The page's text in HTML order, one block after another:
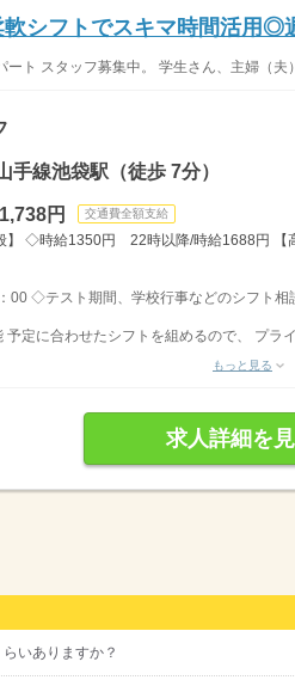
軟シフトでスキマ時間活用◎
ート スタッフ募集中。 学生さん、主婦（
手線池袋駅（徒歩 7分）
円 交通費全額支給
】 ◇時給1350円 22時以降/時給1688円
00 ◇テスト期間、学校行事などのシフト
定に合わせたシフトを組めるので、 プラ
もっと見る
求人詳細を
いありますか？